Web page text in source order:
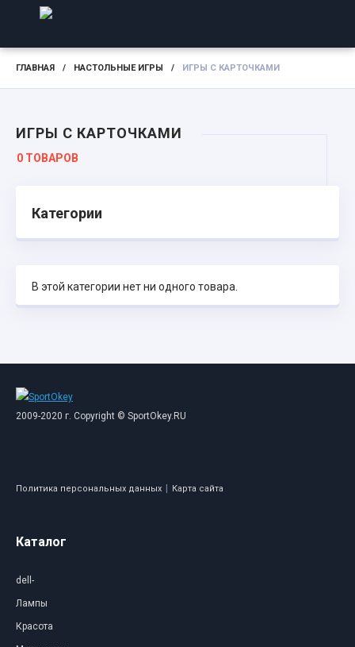
ГЛАВНАЯ / НАСТОЛЬНЫЕ ИГРЫ / ИГРЫ С КАРТОЧКАМИ
ИГРЫ С КАРТОЧКАМИ
0 ТОВАРОВ
Категории
В этой категории нет ни одного товара.
2009-2020 г. Copyright © SportOkey.RU
Политика персональных данных Карта сайта
Каталог
dell-
Лампы
Красота